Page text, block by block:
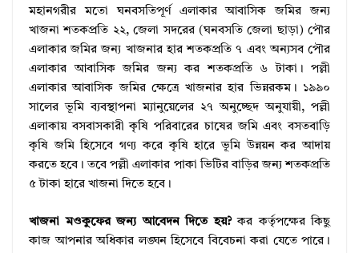
মহানগরীর মতো ঘনবসতিপূর্ণ এলাকার আবাসিক জমির জন্য
খাজনা শতকপ্রতি ২২, জেলা সদরের (ঘনবসতি জেলা ছাড়া) পৌর
এলাকার জমির জন্য খাজনার হার শতকপ্রতি ৭ এবং অন্যসব পৌর
এলাকার আবাসিক জমির জন্য কর শতকপ্রতি ৬ টাকা। পল্লী
এলাকার আবাসিক জমির ক্ষেত্রে খাজনার হার ভিন্নরকম। ১৯৯০
সালের ভূমি ব্যবস্থাপনা ম্যানুয়েলের ২৭ অনুচ্ছেদ অনুযায়ী, পল্লী
এলাকায় বসবাসকারী কৃষি পরিবারের চাষের জমি এবং বসতবাড়ি
কৃষি জমি হিসেবে গণ্য করে কৃষি হারে ভূমি উন্নয়ন কর আদায়
করতে হবে। তবে পল্লী এলাকার পাকা ভিটির বাড়ির জন্য শতকপ্রতি
৫ টাকা হারে খাজনা দিতে হবে।
খাজনা মওকুফের জন্য আবেদন দিতে হয়?কর কর্তৃপক্ষের কিছু
কাজ আপনার অধিকার লঙ্ঘন হিসেবে বিবেচনা করা যেতে পারে।